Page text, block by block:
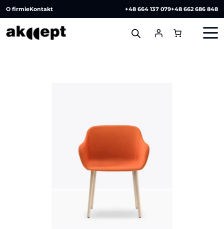
O firmieKontakt +48 664 137 079+48 662 686 848